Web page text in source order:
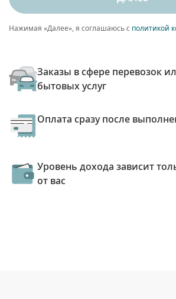
Нажимая «Далее», я соглашаюсь с политикой
Заказы в сфере перевозок
бытовых услуг
Оплата сразу после
Уровень дохода зависит
от вас